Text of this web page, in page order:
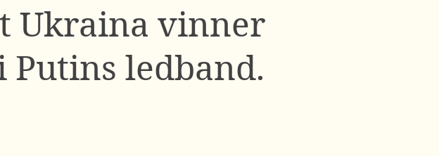
Ukraina vinner
Putins ledband.